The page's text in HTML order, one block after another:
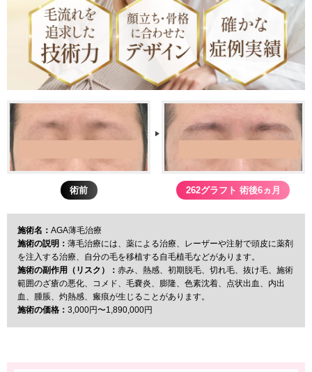
術前 262グラフト 術後6ヵ月
施術名： AGA薄毛治療
施術の説明： 薄毛治療には、薬による治療、レーザーや注射で頭皮に薬剤
を注入する治療、自分の毛を移植する自毛植毛などがあります。
施術の副作用（リスク）： 赤み、熱感、初期脱毛、切れ毛、抜け毛、施術
範囲のざ瘡の悪化、コメド、毛嚢炎、膨隆、色素沈着、点状出血、内出
血、腫脹、灼熱感、瘢痕が生じることがあります。
施術の価格： 3,000円〜1,890,000円